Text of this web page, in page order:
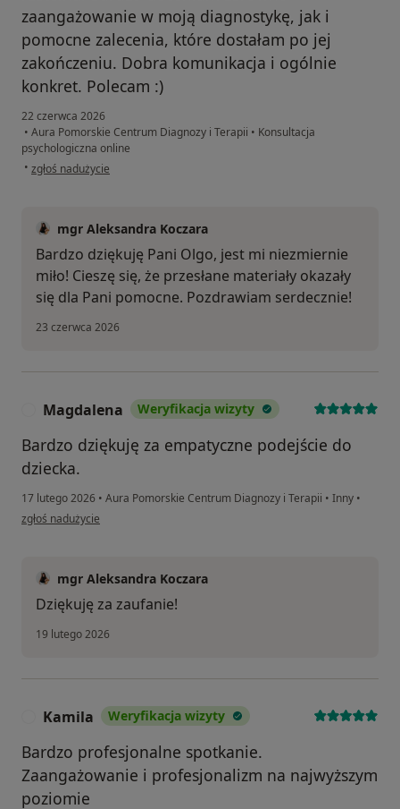
zaangażowanie w moją diagnostykę, jak i
pomocne zalecenia, które dostałam po jej
zakończeniu. Dobra komunikacja i ogólnie
konkret. Polecam :)
22 czerwca 2026
• Aura Pomorskie Centrum Diagnozy i Terapii • Konsultacja
psychologiczna online
• w opinii użytkownika Olga
zgłoś nadużycie
mgr Aleksandra Koczara
Bardzo dziękuję Pani Olgo, jest mi niezmiernie
miło! Cieszę się, że przesłane materiały okazały
się dla Pani pomocne. Pozdrawiam serdecznie!
23 czerwca 2026
Magdalena Weryfikacja wizyty
Bardzo dziękuję za empatyczne podejście do
dziecka.
17 lutego 2026 • Aura Pomorskie Centrum Diagnozy i Terapii • Inny •
w opinii użytkownika Magdalena
zgłoś nadużycie
mgr Aleksandra Koczara
Dziękuję za zaufanie!
19 lutego 2026
Kamila Weryfikacja wizyty
Bardzo profesjonalne spotkanie.
Zaangażowanie i profesjonalizm na najwyższym
poziomie